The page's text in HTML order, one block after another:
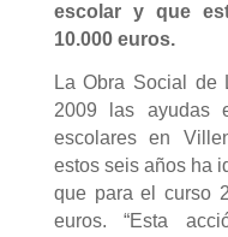
escolar y que
10.000 euros.
La Obra Social de
2009 las ayudas
escolares en
estos seis años ha
que para el curso
euros. “Esta